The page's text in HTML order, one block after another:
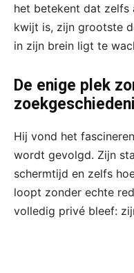
het betekent dat zelfs
kwijt is, zijn grootste
in zijn brein ligt te
De enige plek
Hij vond het
wordt gevolgd. Zijn
schermtijd en zelfs
loopt zonder echte
volledig privé bleef: